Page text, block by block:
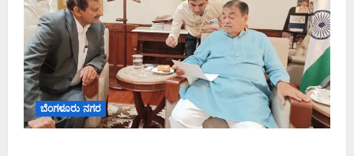
ಬೆಂಗಳೂರು ನಗರ